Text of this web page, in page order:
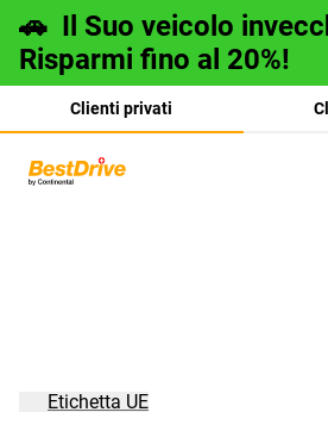
🚗 Il Suo veicolo
Risparmi fino al 20%!
Clienti privati
Etichetta UE